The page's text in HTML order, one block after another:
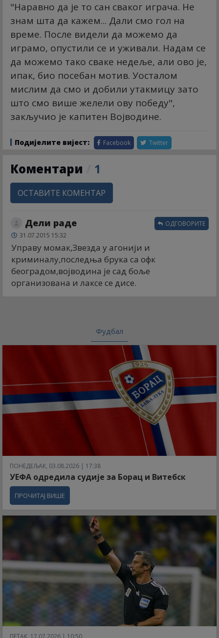
"Наравно да је то сан сваког играча. Не
знам шта да кажем... Дали смо гол на
време. После видели да можемо да
играмо, опустили се и уживали. Надам се
да можемо тако сваке недеље, али ово је,
ипак, био посебан мотив. Уосталом
мислим да смо и добили утакмицу зато
што смо више желели ову победу",
закључио је капитен Војводине.
Подијелите вијест: Facebook Twitter
Коментари 1
ОСТАВИТЕ КОМЕНТАР
Дели раде
31.07.2015 15:32
Управу момак,Звезда у агонији и
криминалу,последња брука са офк
београдом,војводина је сад боље
организована и лаксе се дисе.
ОДГОВОРИТЕ
Фудбал
ПОНЕДЕЉАК, 03.08.2026 | 17:38
УЕФА одредила судије за Борац и Витебск
ПРОЧИТАЈ ВИШЕ
ПЕТАК, 17.07.2026 | 10:50